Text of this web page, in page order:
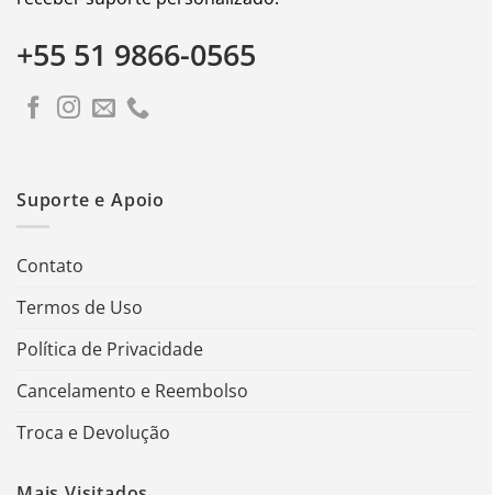
+55 51 9866-0565
Suporte e Apoio
Contato
Termos de Uso
Política de Privacidade
Cancelamento e Reembolso
Troca e Devolução